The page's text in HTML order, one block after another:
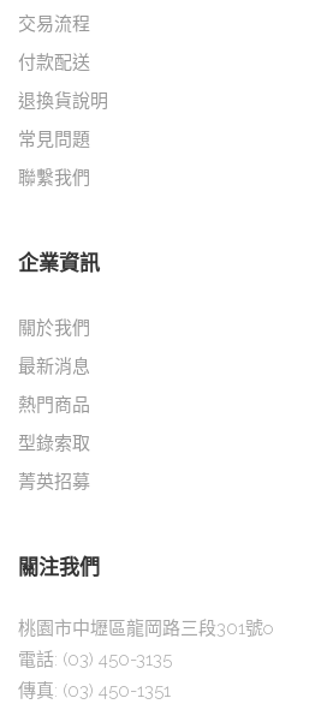
交易流程
付款配送
退換貨說明
常見問題
聯繫我們
企業資訊
關於我們
最新消息
熱門商品
型錄索取
菁英招募
關注我們
桃園市中壢區龍岡路三段301號o
電話: (03) 450-3135
傳真: (03) 450-1351